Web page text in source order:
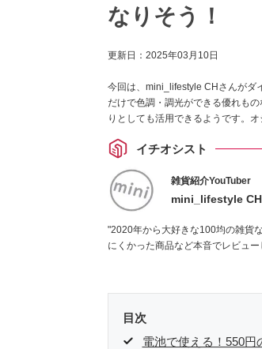
なりそう！
更新日： 2025年03月10日
今回は、mini_lifestyle CHさんがダ
だけで色調・調光ができる優れも
りとしても活用できるようです。
イチオシスト
雑貨紹介YouTuber
mini_lifestyle CH
"2020年から大好きな100均の雑貨などを紹介する
目次
電池で使える！550円